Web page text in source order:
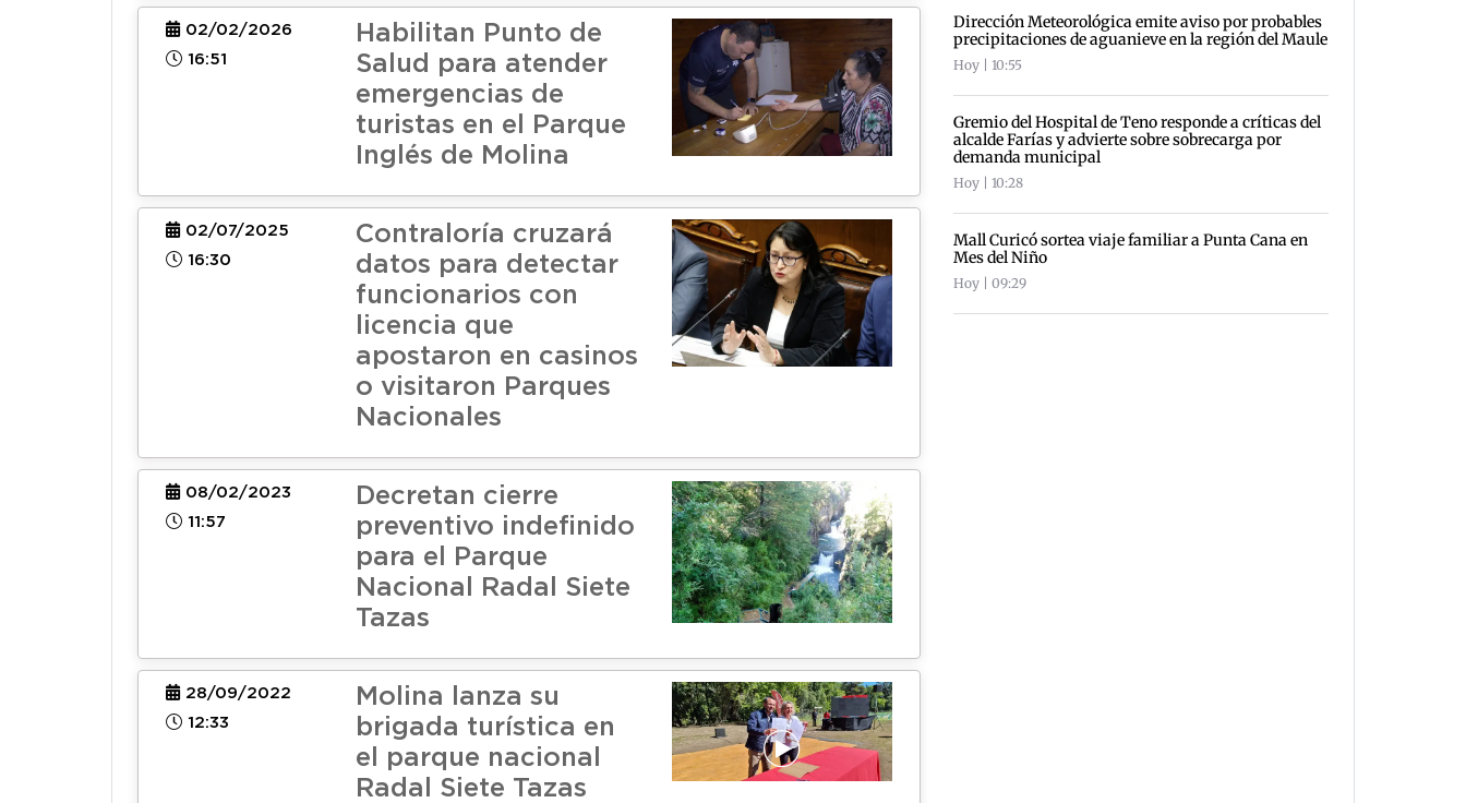
02/02/2026
16:51
Habilitan Punto de
Salud para atender
emergencias de
turistas en el Parque
Inglés de Molina
02/07/2025
16:30
Contraloría cruzará
datos para detectar
funcionarios con
licencia que
apostaron en casinos
o visitaron Parques
Nacionales
08/02/2023
11:57
Decretan cierre
preventivo indefinido
para el Parque
Nacional Radal Siete
Tazas
28/09/2022
12:33
Molina lanza su
brigada turística en
el parque nacional
Radal Siete Tazas
Dirección Meteorológica emite aviso por probables
precipitaciones de aguanieve en la región del Maule
Hoy | 10:55
Gremio del Hospital de Teno responde a críticas del
alcalde Farías y advierte sobre sobrecarga por
demanda municipal
Hoy | 10:28
Mall Curicó sortea viaje familiar a Punta Cana en
Mes del Niño
Hoy | 09:29